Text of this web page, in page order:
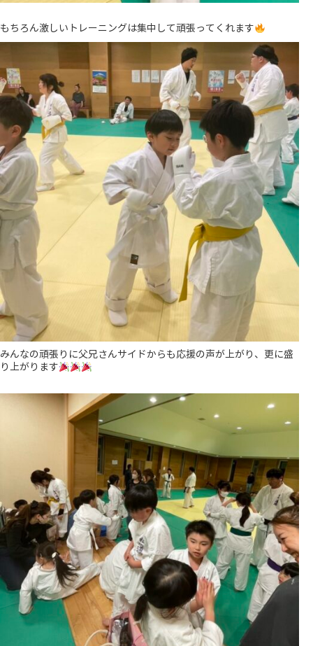
もちろん激しいトレーニングは集中して頑張ってくれます
みんなの頑張りに父兄さんサイドからも応援の声が上がり、更に盛
り上がります